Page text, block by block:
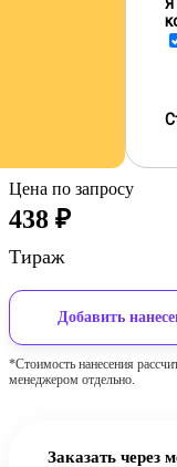
Цена по запросу
438 ₽
Тираж
Добавить
*Стоимость нанесения
менеджером отдельно.
Заказать через